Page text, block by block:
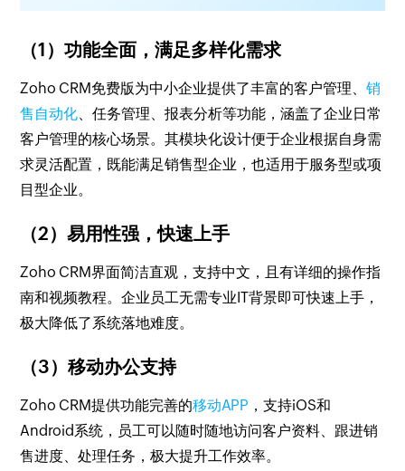
（1）功能全面，满足多样化需求
Zoho CRM免费版为中小企业提供了丰富的客户管理、销
售自动化、任务管理、报表分析等功能，涵盖了企业日常
客户管理的核心场景。其模块化设计便于企业根据自身需
求灵活配置，既能满足销售型企业，也适用于服务型或项
目型企业。
（2）易用性强，快速上手
Zoho CRM界面简洁直观，支持中文，且有详细的操作指
南和视频教程。企业员工无需专业IT背景即可快速上手，
极大降低了系统落地难度。
（3）移动办公支持
Zoho CRM提供功能完善的移动APP ，支持iOS和
Android系统，员工可以随时随地访问客户资料、跟进销
售进度、处理任务，极大提升工作效率。